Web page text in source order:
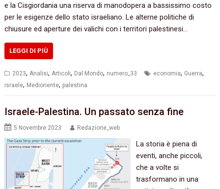
e la Cisgiordania una riserva di manodopera a bassissimo costo
per le esigenze dello stato israeliano. Le alterne politiche di
chiusure ed aperture dei valichi con i territori palestinesi…
LEGGI DI PIÙ
2023, Analisi, Articoli, Dal Mondo, numero_33 economia, Guerra,
israele, Medioriente, palestina
Israele-Palestina. Un passato senza fine
5 Novembre 2023 Redazione_web
La storia è piena di
eventi, anche piccoli,
che a volte si
trasformano in una